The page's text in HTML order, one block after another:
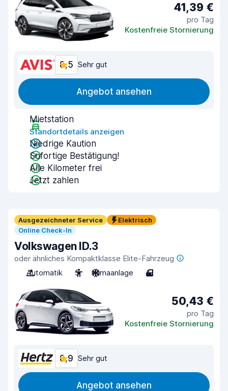
41,39 €
pro Tag
Kostenfreie Stornierung
8,5 Sehr gut
Angebot ansehen
Mietstation
Standortdetails anzeigen
Niedrige Kaution
Sofortige Bestätigung!
Alle Kilometer frei
Jetzt zahlen
Ausgezeichneter Service
Elektrisch
Online Check-In
Volkswagen ID.3
oder ähnliches Kompaktklasse Elite-Fahrzeug
Automatik
5 Klimaanlage 4
50,43 €
pro Tag
Kostenfreie Stornierung
8,9 Sehr gut
Angebot ansehen